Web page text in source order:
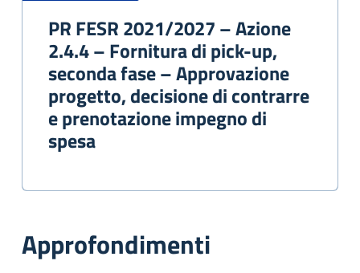
PR FESR 2021/2027 – Azione
2.4.4 – Fornitura di pick-up,
seconda fase – Approvazione
progetto, decisione di contrarre
e prenotazione impegno di
spesa
Approfondimenti